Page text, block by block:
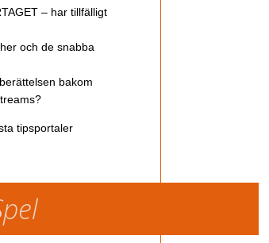
– har tillfälligt
och de snabba
bakom
tipsportaler